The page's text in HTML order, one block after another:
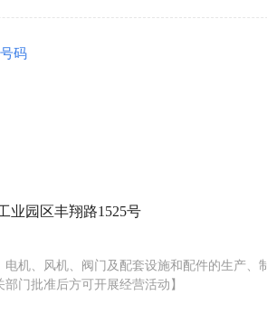
码
业园区丰翔路1525号
电机、风机、阀门及配套设施和配件的生产
门批准后方可开展经营活动】